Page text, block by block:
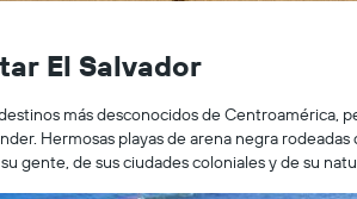
El Salvador
más desconocidos de Centroamérica,
Hermosas playas de arena negra
gente, de sus ciudades coloniales y de su